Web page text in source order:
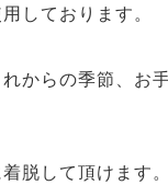
しております。
からの季節、お
脱して頂けます